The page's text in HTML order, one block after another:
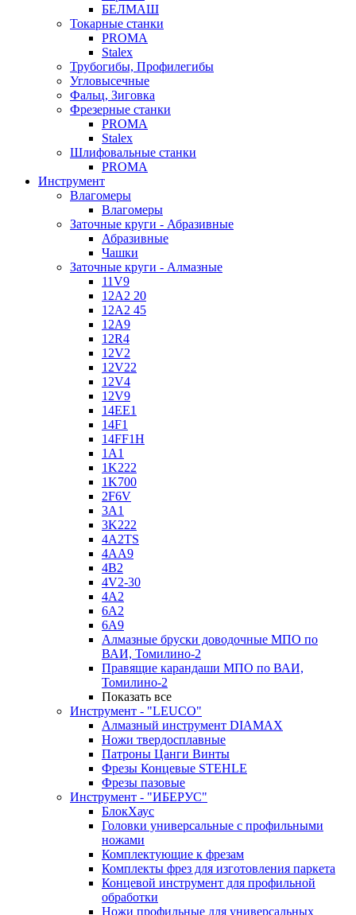
БЕЛМАШ
Токарные станки
PROMA
Stalex
Трубогибы, Профилегибы
Угловысечные
Фальц, Зиговка
Фрезерные станки
PROMA
Stalex
Шлифовальные станки
PROMA
Инструмент
Влагомеры
Влагомеры
Заточные круги - Абразивные
Абразивные
Чашки
Заточные круги - Алмазные
11V9
12A2 20
12A2 45
12A9
12R4
12V2
12V22
12V4
12V9
14EE1
14F1
14FF1H
1A1
1K222
1K700
2F6V
3A1
3K222
4A2TS
4AA9
4B2
4V2-30
4А2
6A2
6A9
Алмазные бруски доводочные МПО по
ВАИ, Томилино-2
Правящие карандаши МПО по ВАИ,
Томилино-2
Показать все
Инструмент - "LEUCO"
Алмазный инструмент DIAMAX
Ножи твердосплавные
Патроны Цанги Винты
Фрезы Концевые STEHLE
Фрезы пазовые
Инструмент - "ИБЕРУС"
БлокХаус
Головки универсальные с профильными
ножами
Комплектующие к фрезам
Комплекты фрез для изготовления паркета
Концевой инструмент для профильной
обработки
Ножи профильные для универсальных